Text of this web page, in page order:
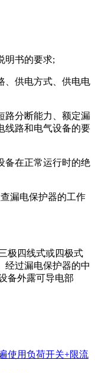
明书的要求;
、供电方式、供电电
路分断能力、额定漏
线路和电气设备的要
备在正常运行时的绝
漏电保护器的工作
极四线式或四极式
经过漏电保护器的中
备外露可导电部
使用负荷开关+限流